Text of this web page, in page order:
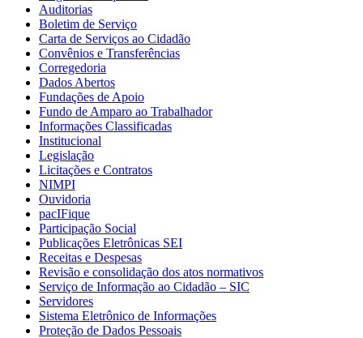
Auditorias
Boletim de Serviço
Carta de Serviços ao Cidadão
Convênios e Transferências
Corregedoria
Dados Abertos
Fundações de Apoio
Fundo de Amparo ao Trabalhador
Informações Classificadas
Institucional
Legislação
Licitações e Contratos
NIMPI
Ouvidoria
pacIFique
Participação Social
Publicações Eletrônicas SEI
Receitas e Despesas
Revisão e consolidação dos atos normativos
Serviço de Informação ao Cidadão – SIC
Servidores
Sistema Eletrônico de Informações
Proteção de Dados Pessoais